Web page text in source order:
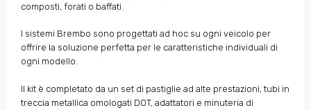
composti, forati o baffati.
I sistemi Brembo sono progettati ad hoc su ogni veicolo per
offrire la soluzione perfetta per le caratteristiche individuali di
ogni modello.
Il kit è completato da un set di pastiglie ad alte prestazioni, tubi in
treccia metallica omologati DOT, adattatori e minuteria di